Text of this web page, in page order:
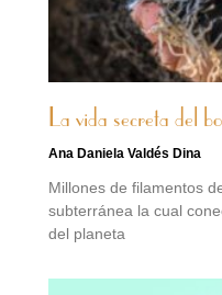
La vida secreta del
Ana Daniela Valdés Dina
Millones de filamentos
subterránea la cual
del planeta